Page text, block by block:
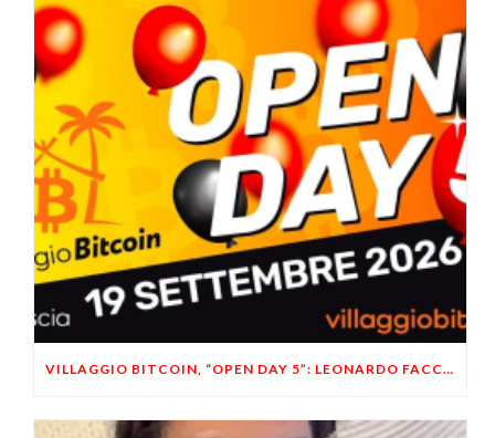
VILLAGGIO BITCOIN, “OPEN DAY 5”: LEONARDO FACCO OSPITE A BRESCIA